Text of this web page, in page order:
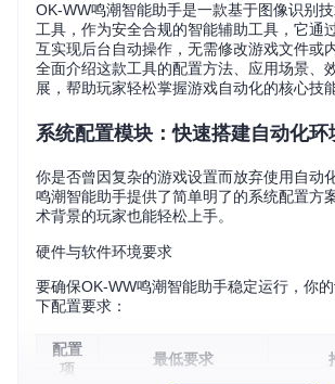
OK-WW鸣潮智能助手是一款基于图像识别
工具，作为安全合规的智能辅助工具，它通
互实现后台自动操作，无需修改游戏文件或
全面介绍这款工具的配置方法、应用场景、
展，帮助玩家轻松掌握游戏自动化的核心技能
系统配置模块：快速搭建自动化环
你是否曾因复杂的游戏设置而放弃使用自动
鸣潮智能助手提供了简单明了的系统配置方
术背景的玩家也能轻松上手。
硬件与软件环境要求
要确保OK-WW鸣潮智能助手稳定运行，你
下配置要求：
配置
项
最低要求